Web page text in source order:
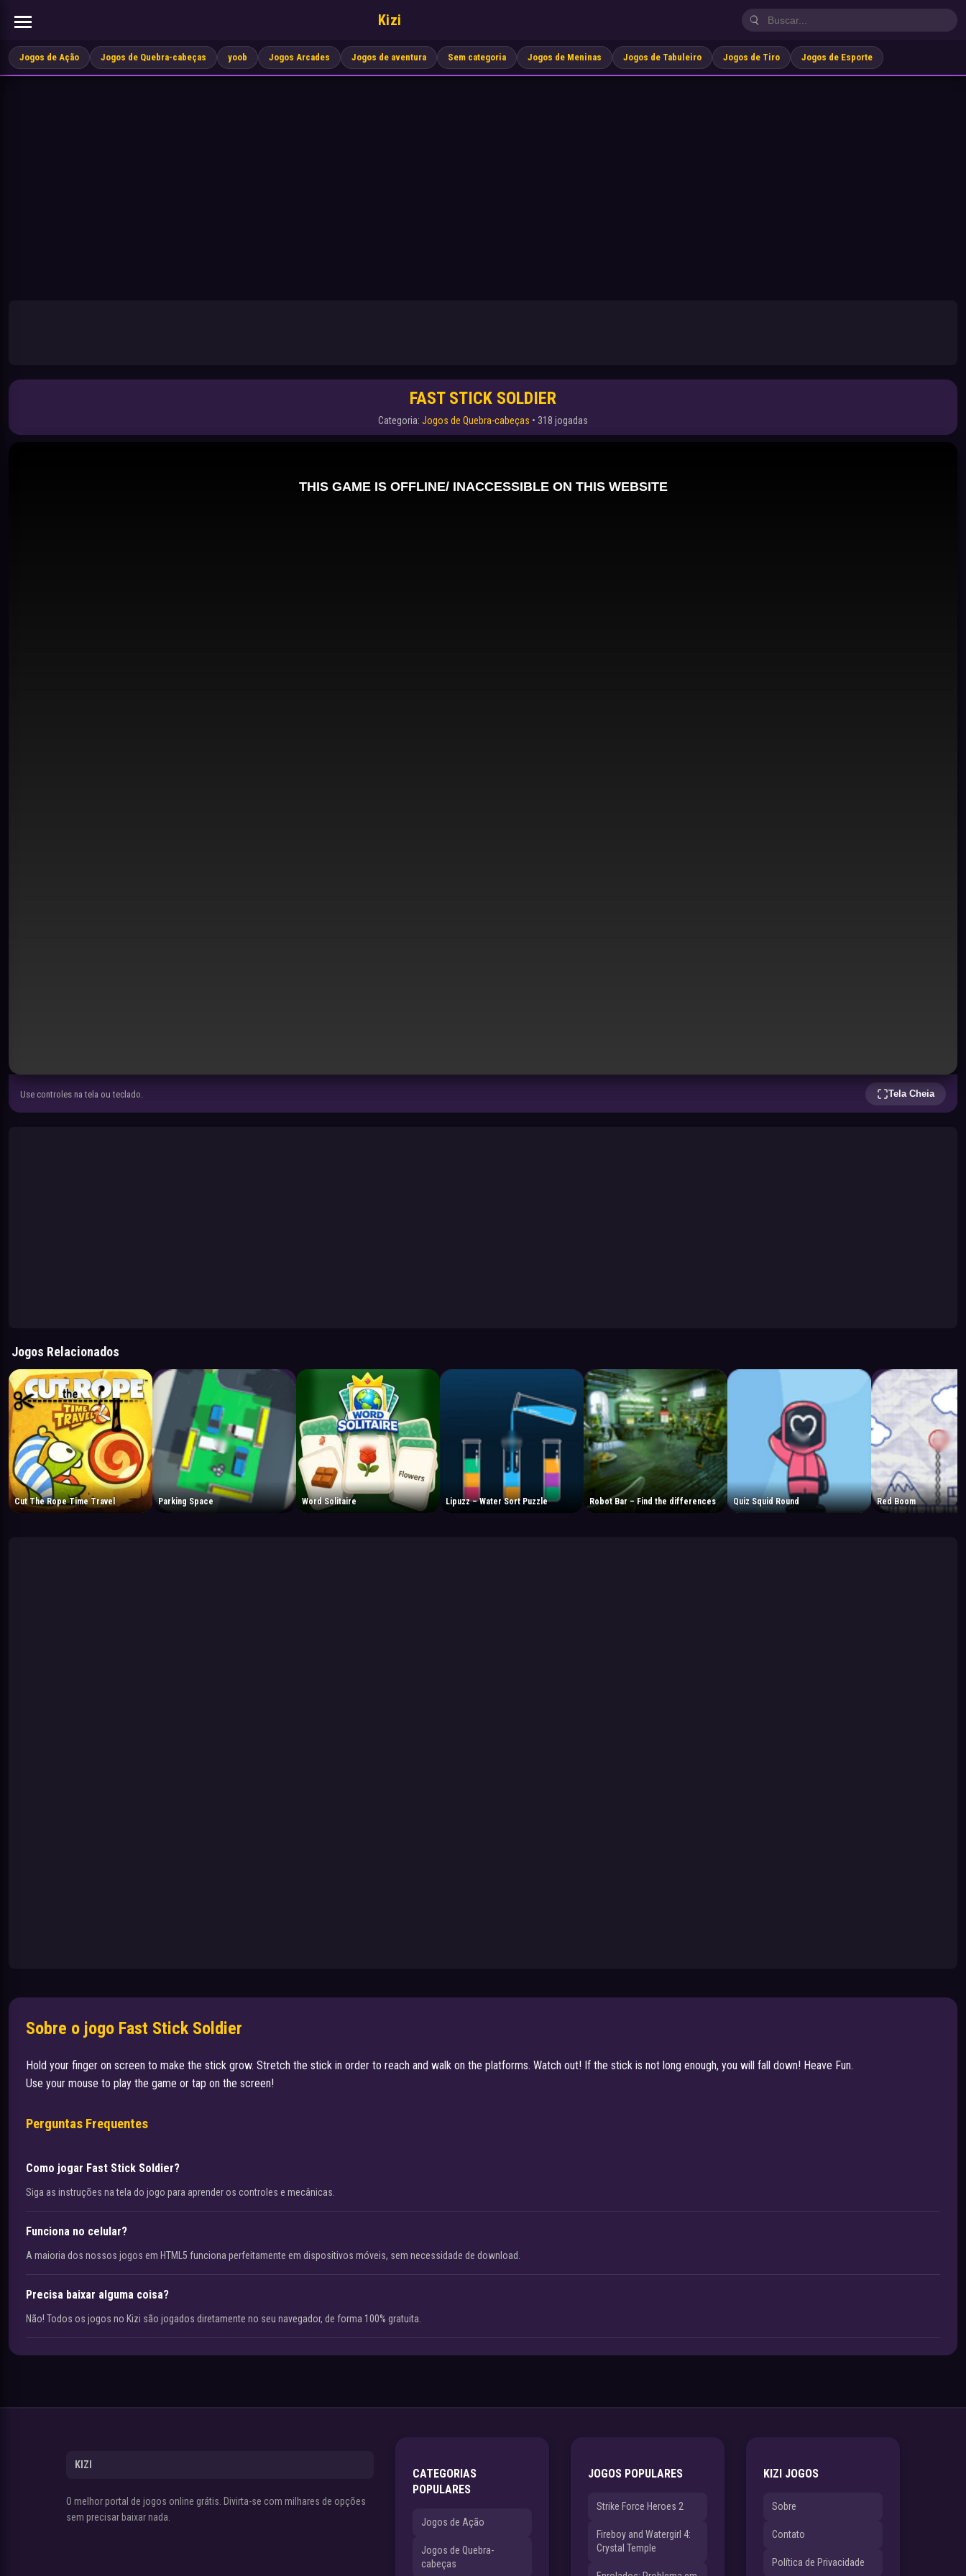
Kizi
Jogos de Ação Jogos de Quebra-cabeças yoob Jogos Arcades Jogos de aventura Sem categoria Jogos de Meninas Jogos de Tabuleiro Jogos de Tiro Jogos de Esporte
FAST STICK SOLDIER
Categoria: Jogos de Quebra-cabeças • 318 jogadas
Use controles na tela ou teclado. Tela Cheia
Jogos Relacionados
Cut The Rope Time Travel Parking Space Word Solitaire Lipuzz – Water Sort Puzzle Robot Bar – Find the differences Quiz Squid Round Red Boom
Sobre o jogo Fast Stick Soldier
Hold your finger on screen to make the stick grow. Stretch the stick in order to reach and walk on the platforms. Watch out! If the stick is not long enough, you will fall down! Heave Fun.
Use your mouse to play the game or tap on the screen!
Perguntas Frequentes
Como jogar Fast Stick Soldier?
Siga as instruções na tela do jogo para aprender os controles e mecânicas.
Funciona no celular?
A maioria dos nossos jogos em HTML5 funciona perfeitamente em dispositivos móveis, sem necessidade de download.
Precisa baixar alguma coisa?
Não! Todos os jogos no Kizi são jogados diretamente no seu navegador, de forma 100% gratuita.
KIZI
O melhor portal de jogos online grátis. Divirta-se com milhares de opções
sem precisar baixar nada.
CATEGORIAS
POPULARES
Jogos de Ação
Jogos de Quebra-
cabeças
JOGOS POPULARES
Strike Force Heroes 2
Fireboy and Watergirl 4:
Crystal Temple
KIZI JOGOS
Sobre
Contato
Política de Privacidade